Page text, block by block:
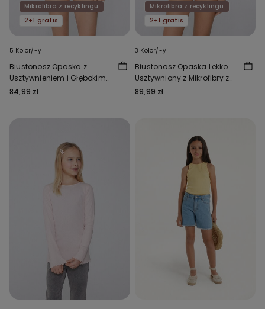
Mikrofibra z recyklingu
2+1 gratis
5 Kolor/-y
Biustonosz Opaska z
Usztywnieniem i Głębokim
Dekoltem, z Mikrofibry z
84,99 zł
Mikrofibra z recyklingu
2+1 gratis
3 Kolor/-y
Biustonosz Opaska Lekko
Usztywniony z Mikrofibry z
Recyklingu Full Coverage
89,99 zł